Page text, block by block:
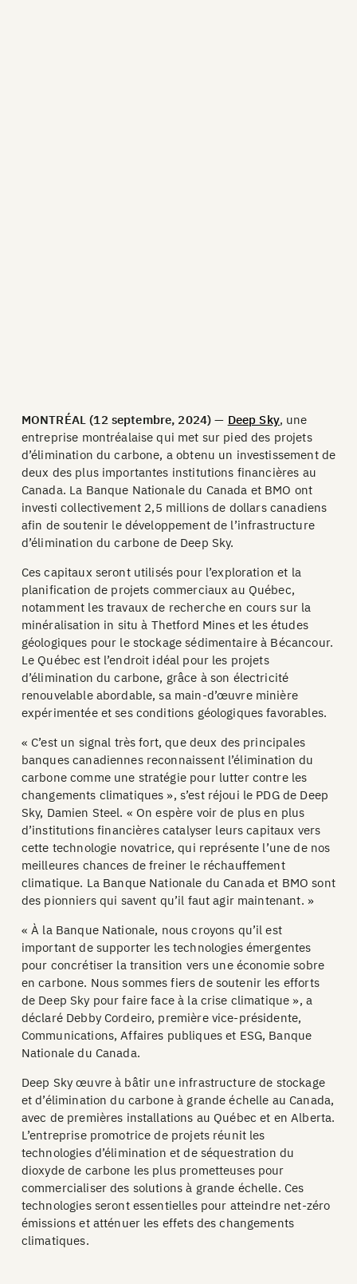
MONTRÉAL (12 septembre, 2024) — Deep Sky, une
entreprise montréalaise qui met sur pied des projets
d’élimination du carbone, a obtenu un investissement de
deux des plus importantes institutions financières au
Canada. La Banque Nationale du Canada et BMO ont
investi collectivement 2,5 millions de dollars canadiens
afin de soutenir le développement de l’infrastructure
d’élimination du carbone de Deep Sky.
Ces capitaux seront utilisés pour l’exploration et la
planification de projets commerciaux au Québec,
notamment les travaux de recherche en cours sur la
minéralisation in situ à Thetford Mines et les études
géologiques pour le stockage sédimentaire à Bécancour.
Le Québec est l’endroit idéal pour les projets
d’élimination du carbone, grâce à son électricité
renouvelable abordable, sa main-d’œuvre minière
expérimentée et ses conditions géologiques favorables.
« C’est un signal très fort, que deux des principales
banques canadiennes reconnaissent l’élimination du
carbone comme une stratégie pour lutter contre les
changements climatiques », s’est réjoui le PDG de Deep
Sky, Damien Steel. « On espère voir de plus en plus
d’institutions financières catalyser leurs capitaux vers
cette technologie novatrice, qui représente l’une de nos
meilleures chances de freiner le réchauffement
climatique. La Banque Nationale du Canada et BMO sont
des pionniers qui savent qu’il faut agir maintenant. »
« À la Banque Nationale, nous croyons qu’il est
important de supporter les technologies émergentes
pour concrétiser la transition vers une économie sobre
en carbone. Nous sommes fiers de soutenir les efforts
de Deep Sky pour faire face à la crise climatique », a
déclaré Debby Cordeiro, première vice-présidente,
Communications, Affaires publiques et ESG, Banque
Nationale du Canada.
Deep Sky œuvre à bâtir une infrastructure de stockage
et d’élimination du carbone à grande échelle au Canada,
avec de premières installations au Québec et en Alberta.
L’entreprise promotrice de projets réunit les
technologies d’élimination et de séquestration du
dioxyde de carbone les plus prometteuses pour
commercialiser des solutions à grande échelle. Ces
technologies seront essentielles pour atteindre net-zéro
émissions et atténuer les effets des changements
climatiques.